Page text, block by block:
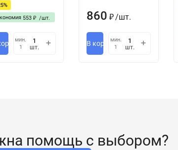
553 ₽ /шт.
мин.
1
шт.
860 ₽ /шт.
В корзину
мин.
1
шт.
помощь с выбором?